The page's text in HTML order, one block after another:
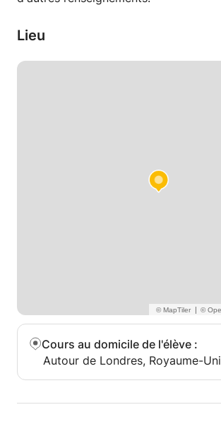
Lieu
|
Cours au domicile de l'élève :
Autour de Londres, Royaume-Uni